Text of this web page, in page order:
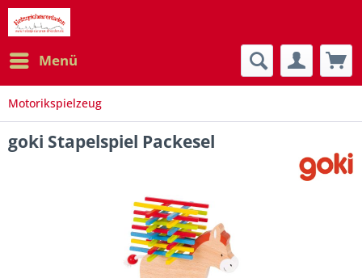
Menü
Motorikspielzeug
goki Stapelspiel Packesel